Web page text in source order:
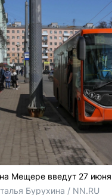
Мещере введут 27 июня
Бурухина / NN.RU